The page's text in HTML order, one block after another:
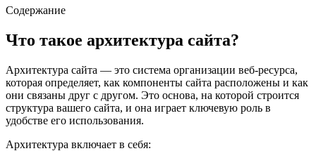
Содержание
Что такое архитектура сайта?
Архитектура сайта — это система организации веб-ресурса,
которая определяет, как компоненты сайта расположены и как
они связаны друг с другом. Это основа, на которой строится
структура вашего сайта, и она играет ключевую роль в
удобстве его использования.
Архитектура включает в себя: